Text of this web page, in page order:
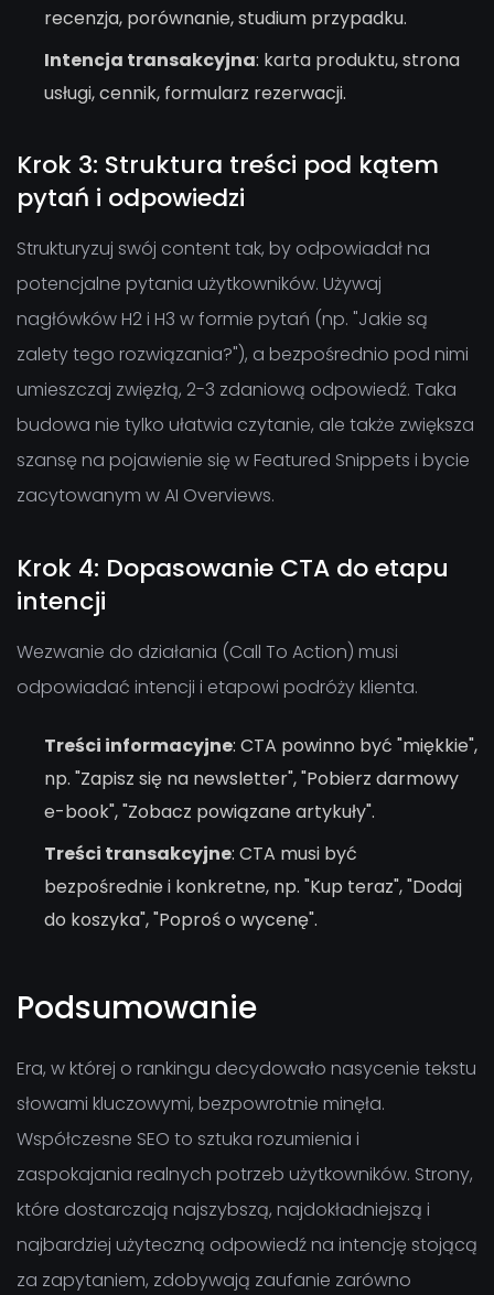
recenzja, porównanie, studium przypadku.
Intencja transakcyjna: karta produktu, strona
usługi, cennik, formularz rezerwacji.
Krok 3: Struktura treści pod kątem
pytań i odpowiedzi
Strukturyzuj swój content tak, by odpowiadał na
potencjalne pytania użytkowników. Używaj
nagłówków H2 i H3 w formie pytań (np. "Jakie są
zalety tego rozwiązania?"), a bezpośrednio pod nimi
umieszczaj zwięzłą, 2-3 zdaniową odpowiedź. Taka
budowa nie tylko ułatwia czytanie, ale także zwiększa
szansę na pojawienie się w Featured Snippets i bycie
zacytowanym w AI Overviews.
Krok 4: Dopasowanie CTA do etapu
intencji
Wezwanie do działania (Call To Action) musi
odpowiadać intencji i etapowi podróży klienta.
Treści informacyjne: CTA powinno być "miękkie",
np. "Zapisz się na newsletter", "Pobierz darmowy
e-book", "Zobacz powiązane artykuły".
Treści transakcyjne: CTA musi być
bezpośrednie i konkretne, np. "Kup teraz", "Dodaj
do koszyka", "Poproś o wycenę".
Podsumowanie
Era, w której o rankingu decydowało nasycenie tekstu
słowami kluczowymi, bezpowrotnie minęła.
Współczesne SEO to sztuka rozumienia i
zaspokajania realnych potrzeb użytkowników. Strony,
które dostarczają najszybszą, najdokładniejszą i
najbardziej użyteczną odpowiedź na intencję stojącą
za zapytaniem, zdobywają zaufanie zarówno